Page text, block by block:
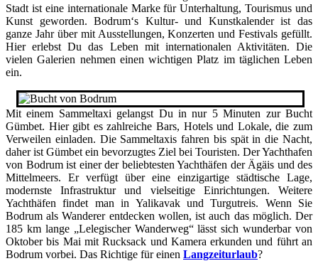
Stadt ist eine internationale Marke für Unterhaltung, Tourismus und
Kunst geworden. Bodrum‘s Kultur- und Kunstkalender ist das
ganze Jahr über mit Ausstellungen, Konzerten und Festivals gefüllt.
Hier erlebst Du das Leben mit internationalen Aktivitäten. Die
vielen Galerien nehmen einen wichtigen Platz im täglichen Leben
ein.
Mit einem Sammeltaxi gelangst Du in nur 5 Minuten zur Bucht
Gümbet. Hier gibt es zahlreiche Bars, Hotels und Lokale, die zum
Verweilen einladen. Die Sammeltaxis fahren bis spät in die Nacht,
daher ist Gümbet ein bevorzugtes Ziel bei Touristen. Der Yachthafen
von Bodrum ist einer der beliebtesten Yachthäfen der Ägäis und des
Mittelmeers. Er verfügt über eine einzigartige städtische Lage,
modernste Infrastruktur und vielseitige Einrichtungen. Weitere
Yachthäfen findet man in Yalikavak und Turgutreis. Wenn Sie
Bodrum als Wanderer entdecken wollen, ist auch das möglich. Der
185 km lange „Lelegischer Wanderweg“ lässt sich wunderbar von
Oktober bis Mai mit Rucksack und Kamera erkunden und führt an
Bodrum vorbei. Das Richtige für einen Langzeiturlaub?